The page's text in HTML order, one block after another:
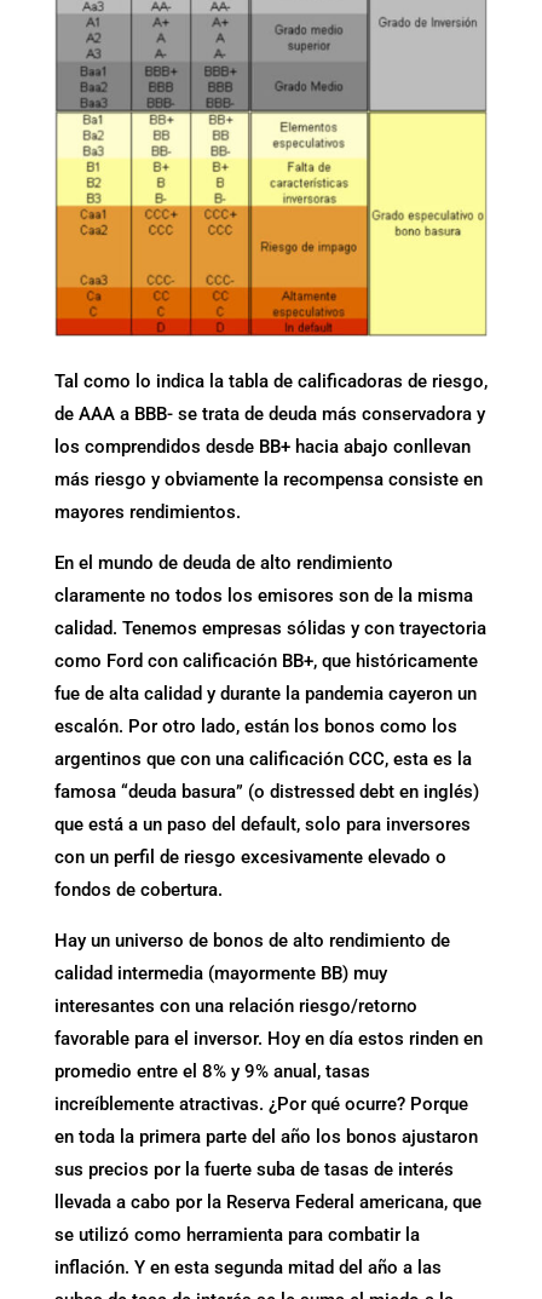
Tal como lo indica la tabla de calificadoras de riesgo,
de AAA a BBB- se trata de deuda más conservadora y
los comprendidos desde BB+ hacia abajo conllevan
más riesgo y obviamente la recompensa consiste en
mayores rendimientos.
En el mundo de deuda de alto rendimiento
claramente no todos los emisores son de la misma
calidad. Tenemos empresas sólidas y con trayectoria
como Ford con calificación BB+, que históricamente
fue de alta calidad y durante la pandemia cayeron un
escalón. Por otro lado, están los bonos como los
argentinos que con una calificación CCC, esta es la
famosa “deuda basura” (o distressed debt en inglés)
que está a un paso del default, solo para inversores
con un perfil de riesgo excesivamente elevado o
fondos de cobertura.
Hay un universo de bonos de alto rendimiento de
calidad intermedia (mayormente BB) muy
interesantes con una relación riesgo/retorno
favorable para el inversor. Hoy en día estos rinden en
promedio entre el 8% y 9% anual, tasas
increíblemente atractivas. ¿Por qué ocurre? Porque
en toda la primera parte del año los bonos ajustaron
sus precios por la fuerte suba de tasas de interés
llevada a cabo por la Reserva Federal americana, que
se utilizó como herramienta para combatir la
inflación. Y en esta segunda mitad del año a las